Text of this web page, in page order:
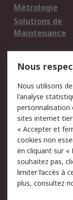
Métrologie
Solutions de
Maintenance
du site
Politique de
des données -
jour
Conditions
de vente
Campagnes
A propos de
Nous
Nous utilisons
l'analyse
personnalisation
sites internet
« Accepter et
cookies non
en cliquant sur «
souhaitez pas,
limiter l’accès à
plus, consultez